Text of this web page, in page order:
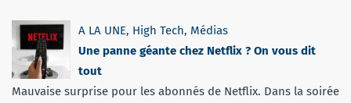
A LA UNE, High Tech, Médias
Une panne géante chez Netflix ? On vous dit
tout
Mauvaise surprise pour les abonnés de Netflix. Dans la soirée